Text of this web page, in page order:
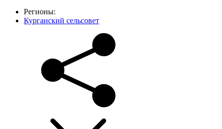
Регионы:
Курганский сельсовет